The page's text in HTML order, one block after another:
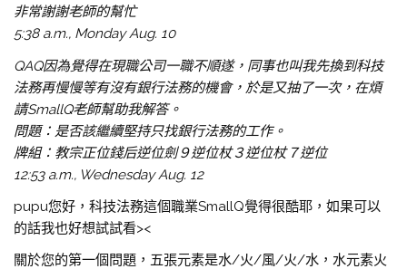
非常謝謝老師的幫忙
5:38 a.m., Monday Aug. 10
QAQ因為覺得在現職公司一職不順遂，同事也叫我先換到科技
法務再慢慢等有沒有銀行法務的機會，於是又抽了一次，在煩
請SmallQ老師幫助我解答。
問題：是否該繼續堅持只找銀行法務的工作。
牌組：教宗正位錢后逆位劍９逆位杖３逆位杖７逆位
12:53 a.m., Wednesday Aug. 12
pupu您好，科技法務這個職業SmallQ覺得很酷耶，如果可以
的話我也好想試試看><
關於您的第一個問題，五張元素是水/火/風/火/水，水元素火